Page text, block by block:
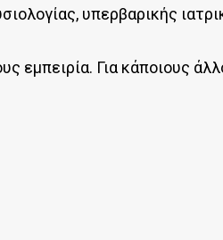
υπερβαρικής
εμπειρία. Για κάποιους